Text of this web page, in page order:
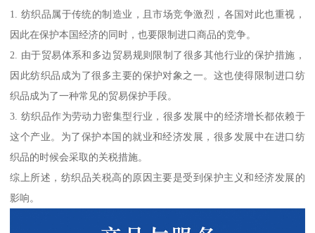
1. 纺织品属于传统的制造业，且市场竞争激烈，各国对此也重视，
因此在保护本国经济的同时，也要限制进口商品的竞争。
2. 由于贸易体系和多边贸易规则限制了很多其他行业的保护措施，
因此纺织品成为了很多主要的保护对象之一。这也使得限制进口纺
织品成为了一种常见的贸易保护手段。
3. 纺织品作为劳动力密集型行业，很多发展中的经济增长都依赖于
这个产业。为了保护本国的就业和经济发展，很多发展中在进口纺
织品的时候会采取的关税措施。
综上所述，纺织品关税高的原因主要是受到保护主义和经济发展的
影响。